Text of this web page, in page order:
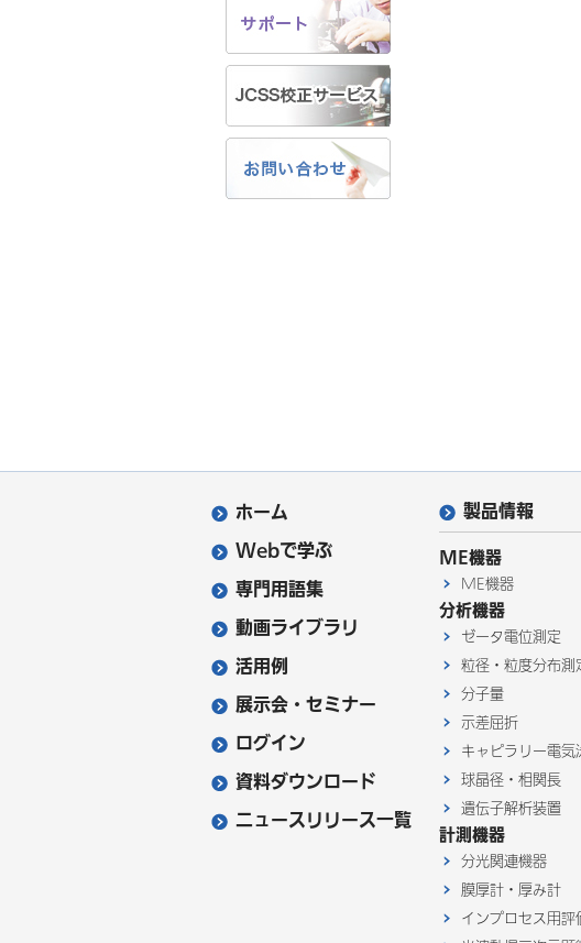
ホーム
Webで学ぶ
専門用語集
動画ライブラリ
活用例
展示会・セミナー
ログイン
資料ダウンロード
ニュースリリース一覧
製品情報
ME機器
ME機器
分析機器
ゼータ電位測定
粒径・粒度分布測
分子量
示差屈折
キャピラリー電気
球晶径・相関長
遺伝子解析装置
計測機器
分光関連機器
膜厚計・厚み計
インプロセス用評